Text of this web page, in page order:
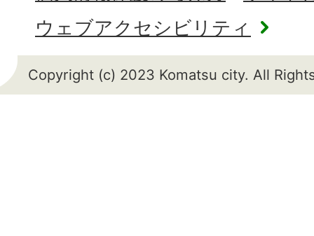
ウェブアクセシビリティ
Copyright (c) 2023 Komatsu city. All